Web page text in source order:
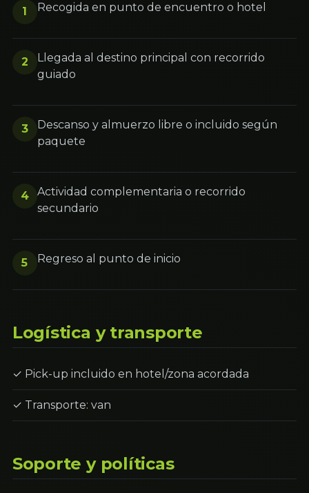
1 Recogida en punto de encuentro o hotel
2
Llegada al destino principal con recorrido
guiado
3
Descanso y almuerzo libre o incluido según
paquete
4
Actividad complementaria o recorrido
secundario
5 Regreso al punto de inicio
Logística y transporte
✓ Pick-up incluido en hotel/zona acordada
✓ Transporte: van
Soporte y políticas